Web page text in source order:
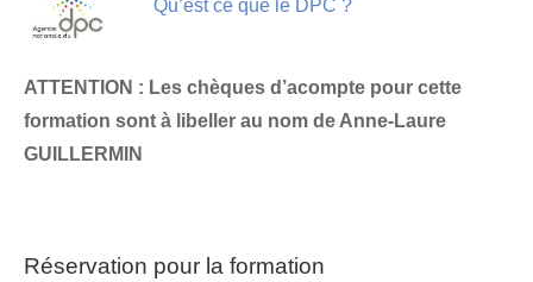
Qu’est ce que le DPC ?
ATTENTION : Les chèques d’acompte pour cette
formation sont à libeller au nom de Anne-Laure
GUILLERMIN
Réservation pour la formation